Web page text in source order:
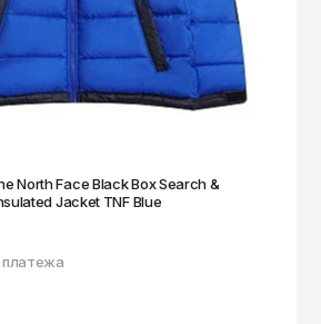
North Face Black Box Search &
Jacket TNF Blue
платежа